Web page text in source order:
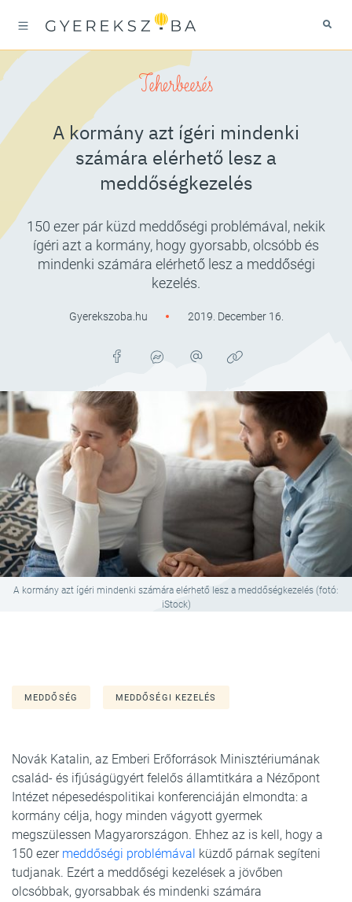
Teherbeesés
A kormány azt ígéri mindenki
számára elérhető lesz a
meddőségkezelés
150 ezer pár küzd meddőségi problémával, nekik
ígéri azt a kormány, hogy gyorsabb, olcsóbb és
mindenki számára elérhető lesz a meddőségi
kezelés.
Gyerekszoba.hu 2019. December 16.
A kormány azt ígéri mindenki számára elérhető lesz a meddőségkezelés (fotó:
iStock)
MEDDŐSÉG MEDDŐSÉGI KEZELÉS
Novák Katalin, az Emberi Erőforrások Minisztériumának
család- és ifjúságügyért felelős államtitkára a Nézőpont
Intézet népesedéspolitikai konferenciáján elmondta: a
kormány célja, hogy minden vágyott gyermek
megszülessen Magyarországon. Ehhez az is kell, hogy a
150 ezer meddőségi problémával küzdő párnak segíteni
tudjanak. Ezért a meddőségi kezelések a jövőben
olcsóbbak, gyorsabbak és mindenki számára